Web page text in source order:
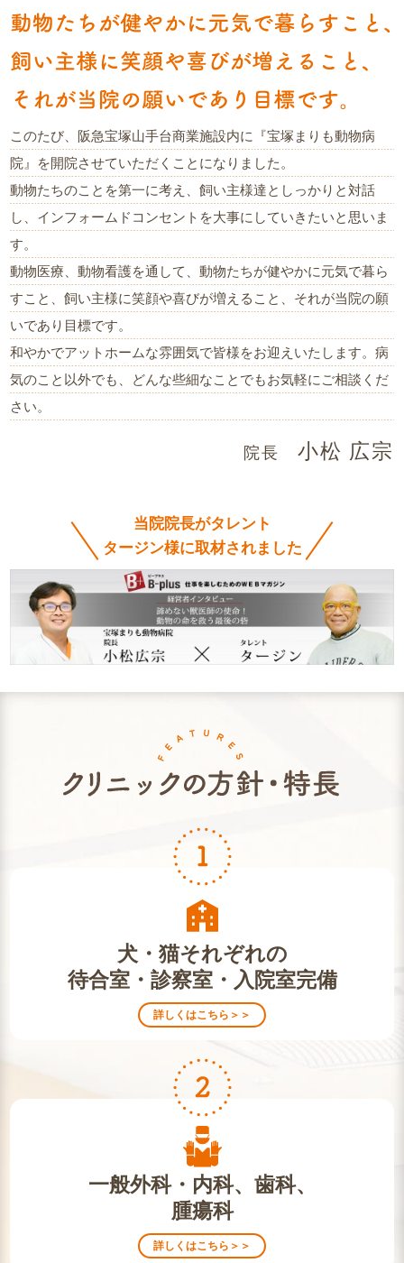
このたび、阪急宝塚山手台商業施設内に『宝塚まりも動物病
院』を開院させていただくことになりました。
動物たちのことを第一に考え、飼い主様達としっかりと対話
し、インフォームドコンセントを大事にしていきたいと思いま
す。
動物医療、動物看護を通して、動物たちが健やかに元気で暮ら
すこと、飼い主様に笑顔や喜びが増えること、それが当院の願
いであり目標です。
和やかでアットホームな雰囲気で皆様をお迎えいたします。病
気のこと以外でも、どんな些細なことでもお気軽にご相談くだ
さい。
院長 小松 広宗
当院院長がタレント
タージン様に取材されました
犬・猫それぞれの
待合室・診察室・入院室完備
詳しくはこちら＞＞
一般外科・内科、歯科、
腫瘍科
詳しくはこちら＞＞